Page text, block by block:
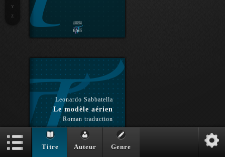
Leonardo Sabbatella
Le modèle aérien
Roman traduction
Y
Z
Titre Auteur Genre